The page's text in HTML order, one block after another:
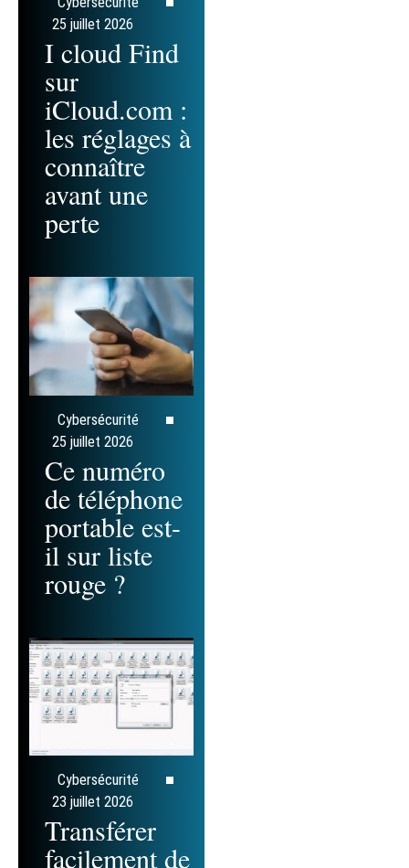
25 juillet 2026
I cloud Find
sur
iCloud.com :
les réglages à
connaître
avant une
perte
Cybersécurité
25 juillet 2026
Ce numéro
de téléphone
portable est-
il sur liste
rouge ?
Cybersécurité
23 juillet 2026
Transférer
facilement de